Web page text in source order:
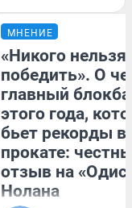
МНЕНИЕ
«Никого нельзя
победить». О
главный
этого года,
бьет рекорды в
прокате:
отзыв на
Нолана